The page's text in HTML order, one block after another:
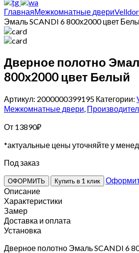
ГлавнаяМежкомнатные двери
Эмаль SCANDI 6 800х2000 цвет
Дверное полотно
800х2000 цвет Белый
Артикул: 2000000399195 Категории:
Межкомнатные двери,
От 13890₽
*актуальные цены уточняйте у
Под заказ
ОФОРМИТЬ Купить в 1 клик
Описание
Характеристики
Замер
Доставка и оплата
Установка
Дверное полотно Эмаль SCANDI 6